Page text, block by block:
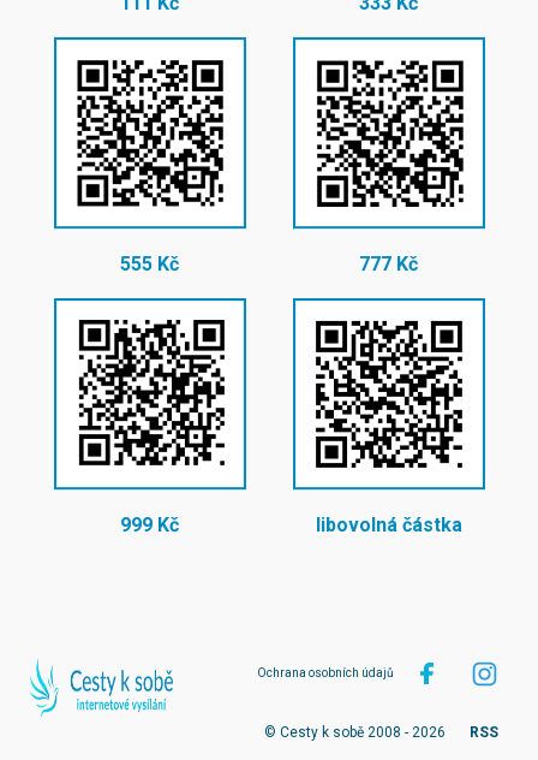
555 Kč 777 Kč
999 Kč libovolná částka
Ochrana osobních údajů
© Cesty k sobě 2008 - 2026 RSS